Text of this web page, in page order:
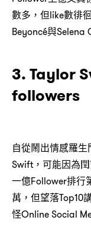
數多，但like數徘
Beyoncé與Selena
3. Taylor
followers
自從鬧出情感羅
Swift，可能因為
一億Follower排行
萬，但望落Top10
怪Online Social